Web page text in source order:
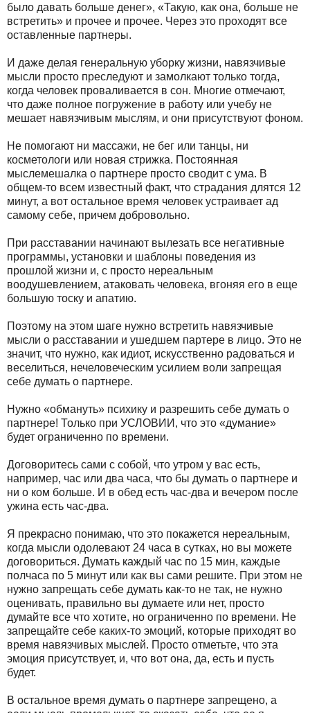
было давать больше денег», «Такую, как она, больше не
встретить» и прочее и прочее. Через это проходят все
оставленные партнеры.
И даже делая генеральную уборку жизни, навязчивые
мысли просто преследуют и замолкают только тогда,
когда человек проваливается в сон. Многие отмечают,
что даже полное погружение в работу или учебу не
мешает навязчивым мыслям, и они присутствуют фоном.
Не помогают ни массажи, не бег или танцы, ни
косметологи или новая стрижка. Постоянная
мыслемешалка о партнере просто сводит с ума. В
общем-то всем известный факт, что страдания длятся 12
минут, а вот остальное время человек устраивает ад
самому себе, причем добровольно.
При расставании начинают вылезать все негативные
программы, установки и шаблоны поведения из
прошлой жизни и, с просто нереальным
воодушевлением, атаковать человека, вгоняя его в еще
большую тоску и апатию.
Поэтому на этом шаге нужно встретить навязчивые
мысли о расставании и ушедшем партере в лицо. Это не
значит, что нужно, как идиот, искусственно радоваться и
веселиться, нечеловеческим усилием воли запрещая
себе думать о партнере.
Нужно «обмануть» психику и разрешить себе думать о
партнере! Только при УСЛОВИИ, что это «думание»
будет ограниченно по времени.
Договоритесь сами с собой, что утром у вас есть,
например, час или два часа, что бы думать о партнере и
ни о ком больше. И в обед есть час-два и вечером после
ужина есть час-два.
Я прекрасно понимаю, что это покажется нереальным,
когда мысли одолевают 24 часа в сутках, но вы можете
договориться. Думать каждый час по 15 мин, каждые
полчаса по 5 минут или как вы сами решите. При этом не
нужно запрещать себе думать как-то не так, не нужно
оценивать, правильно вы думаете или нет, просто
думайте все что хотите, но ограниченно по времени. Не
запрещайте себе каких-то эмоций, которые приходят во
время навязчивых мыслей. Просто отметьте, что эта
эмоция присутствует, и, что вот она, да, есть и пусть
будет.
В остальное время думать о партнере запрещено, а